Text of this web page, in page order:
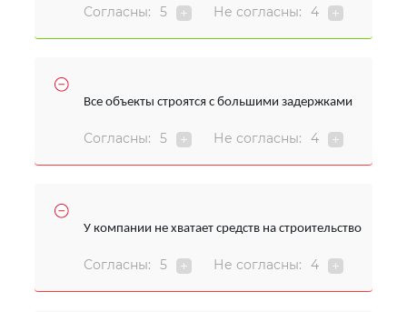
Согласны: 5 Не согласны: 4
Все объекты строятся с большими задержками
Согласны: 5 Не согласны: 4
У компании не хватает средств на строительство
Согласны: 5 Не согласны: 4